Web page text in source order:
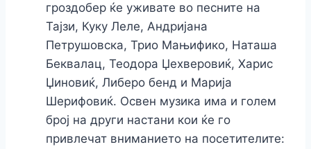
гроздобер ќе уживате во песните на
Тајзи, Куку Леле, Андријана
Петрушовска, Трио Мањифико, Наташа
Беквалац, Теодора Џехверовиќ, Харис
Џиновиќ, Либеро бенд и Марија
Шерифовиќ. Освен музика има и голем
број на други настани кои ќе го
привлечат вниманието на посетителите: